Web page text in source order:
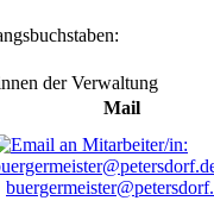
der Verwaltung
Mail